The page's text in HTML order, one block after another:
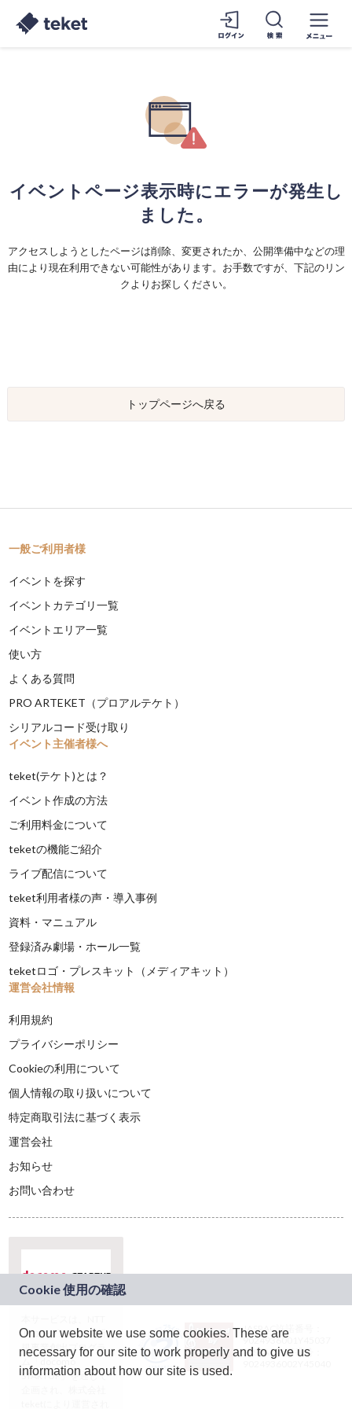
イベントページ表示時にエラーが発生し
ました。
アクセスしようとしたページは削除、変更されたか、公開準備中などの理
由により現在利用できない可能性があります。お手数ですが、下記のリン
クよりお探しください。
トップページへ戻る
一般ご利用者様
イベントを探す
イベントカテゴリ一覧
イベントエリア一覧
使い方
よくある質問
PRO ARTEKET（プロアルテケト）
シリアルコード受け取り
イベント主催者様へ
teket(テケト)とは？
イベント作成の方法
ご利用料金について
teketの機能ご紹介
ライブ配信について
teket利用者様の声・導入事例
資料・マニュアル
登録済み劇場・ホール一覧
teketロゴ・プレスキット（メディアキット）
運営会社情報
利用規約
プライバシーポリシー
Cookieの利用について
個人情報の取り扱いについて
特定商取引法に基づく表示
運営会社
お知らせ
お問い合わせ
ドコモグループの新
規事業創出プログラ
ム「docomo
STARTUP」を通じて
JASRAC許諾番号：
9024936001Y45037
JASRAC許諾番号：
On our website we use some cookies. These are
necessary for our site to work properly and to give us
information about how our site is used.